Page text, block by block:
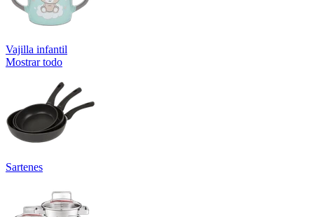
Vajilla infantil
Mostrar todo
Sartenes